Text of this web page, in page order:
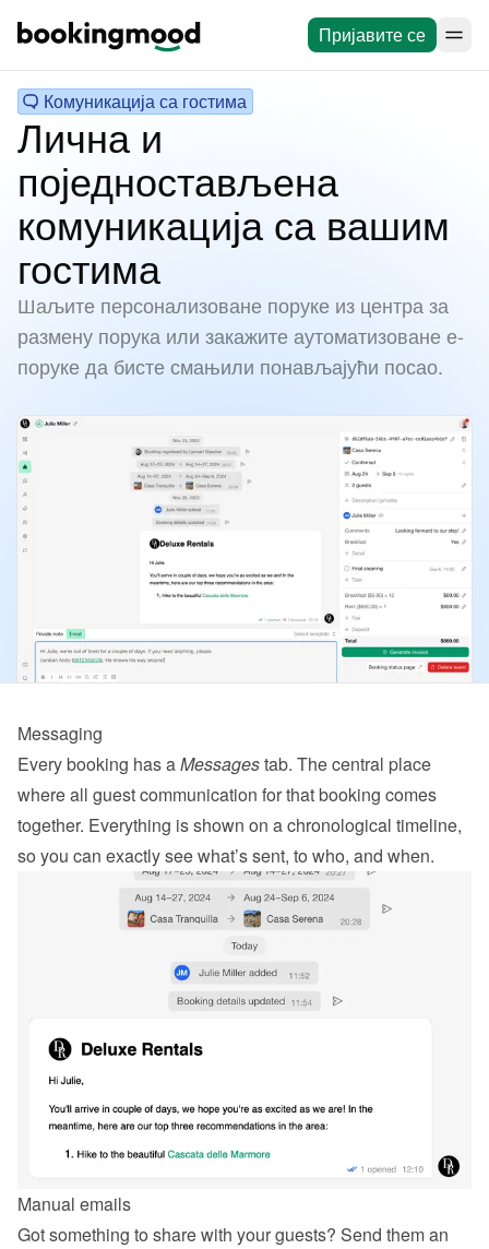
Пријавите се
Комуникација са гостима
Лична и
поједностављена
комуникација са вашим
гостима
Шаљите персонализоване поруке из центра за
размену порука или закажите аутоматизоване е-
поруке да бисте смањили понављајући посао.
Messaging
Every booking has a Messages tab. The central place
where all guest communication for that booking comes
together. Everything is shown on a chronological timeline,
so you can exactly see what’s sent, to who, and when.
Manual emails
Got something to share with your guests? Send them an